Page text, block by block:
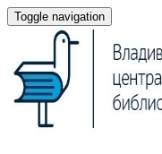
Toggle navigation